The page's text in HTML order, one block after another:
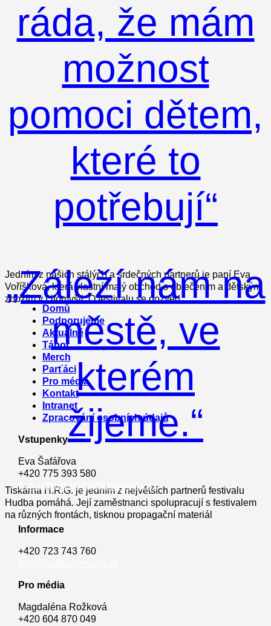
ráda, že mám
možnost
pomoci dětem,
které to
potřebují“
Jedním z našich stálých a srdečných partnerů je paní Eva
Voříšková, která vlastní malý obchod s oblečením a dětským
zbožím v Litomyšli. O festivalu se dozvěd
„Záleží nám na
městě, ve
kterém
žijeme.“
Tiskárna H.R.G. je jedním z největších partnerů festivalu
Hudba pomáhá. Její zaměstnanci spolupracují s festivalem
na různých frontách, tisknou propagační materiál
Menu
Domů
Podporujeme
Aktuálně
Tábor
Merch
Parťáci
Pro média
Kontakt
Intranet
Zpracování osobních údajů
Vstupenky
Eva Šafářova
+420 775 393 580
eva.safarova@hudbapomaha.cz
Informace
+420 723 743 760
Pro média
Magdaléna Rožková
+420 604 870 049